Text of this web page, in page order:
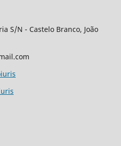
S/N - Castelo Branco, João